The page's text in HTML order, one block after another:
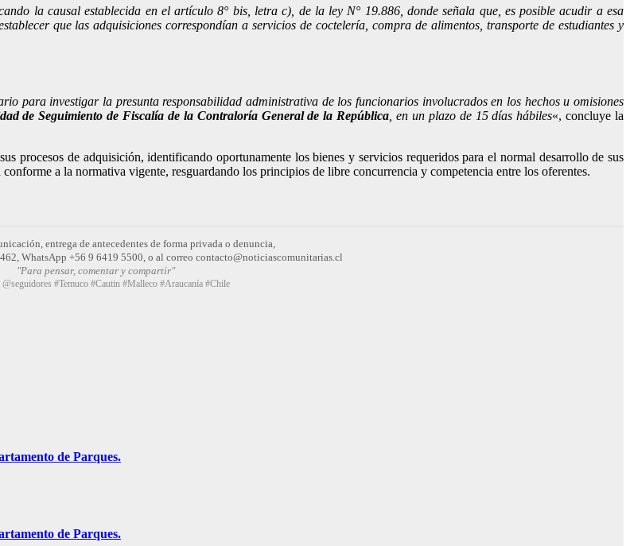
la causal establecida en el artículo 8° bis, letra c), de la ley N° 19.886, donde señala que, es posible acudir a esa
que las adquisiciones correspondían a servicios de coctelería, compra de alimentos, transporte de estudiantes y
para investigar la presunta responsabilidad administrativa de los funcionarios involucrados en los hechos u omisiones
de Seguimiento de Fiscalía de la Contraloría General de la República , en un plazo de 15 días hábiles«, concluye la
de adquisición, identificando oportunamente los bienes y servicios requeridos para el normal desarrollo de sus
a la normativa vigente, resguardando los principios de libre concurrencia y competencia entre los oferentes.
entrega de antecedentes de forma privada o denuncia,
WhatsApp +56 9 6419 5500, o al correo contacto@noticiascomunitarias.cl
"Para pensar, comentar y compartir"
@seguidores #Temuco #Cautin #Malleco #Araucanía #Chile
de Parques.
de Parques.